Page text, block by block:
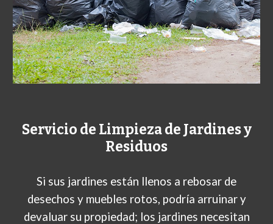
Servicio de Limpieza de Jardines y
Residuos
Si sus jardines están llenos a rebosar de
desechos y muebles rotos, podría arruinar y
devaluar su propiedad; los jardines necesitan